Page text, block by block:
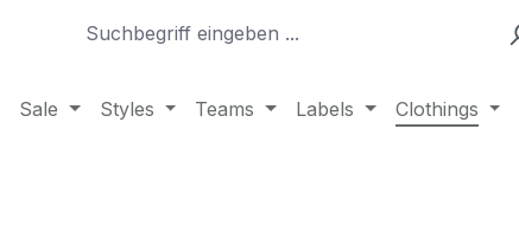
Sale Styles Teams Labels Clothings